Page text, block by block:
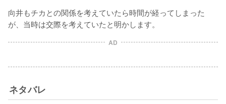
向井もチカとの関係を考えていたら時間が経ってしまった
が、当時は交際を考えていたと明かします。
AD
ネタバレ